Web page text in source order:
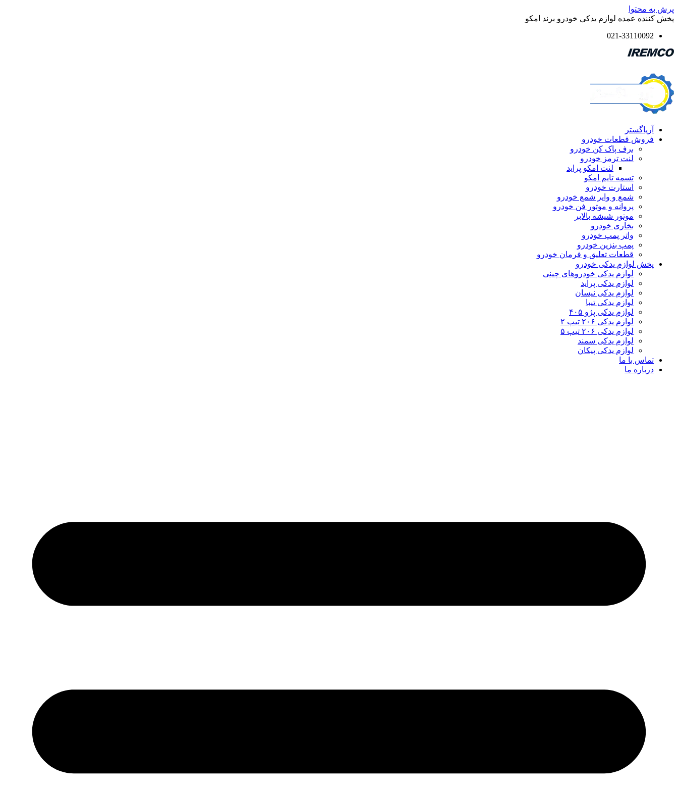
پرش به محتوا
پخش کننده عمده لوازم یدکی خودرو برند امکو
021-33110092
آریاگستر
فروش قطعات خودرو
برف پاک کن خودرو
لنت ترمز خودرو
لنت امکو پراید
تسمه تایم امکو
استارت خودرو
شمع و وایر شمع خودرو
پروانه و موتور فن خودرو
موتور شیشه بالابر
بخاری خودرو
واتر پمپ خودرو
پمپ بنزین خودرو
قطعات تعلیق و فرمان خودرو
پخش لوازم یدکی خودرو
لوازم یدکی خودروهای چینی
لوازم یدکی پراید
لوازم یدکی نیسان
لوازم یدکی تیبا
لوازم یدکی پژو ۴۰۵
لوازم یدکی ۲۰۶ تیپ ۲
لوازم یدکی ۲۰۶ تیپ ۵
لوازم یدکی سمند
لوازم یدکی پیکان
تماس با ما
درباره ما